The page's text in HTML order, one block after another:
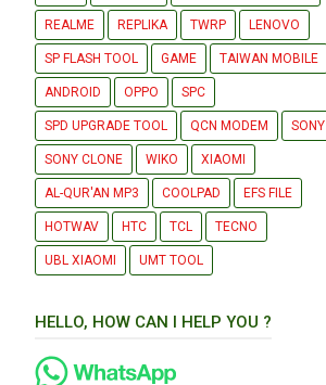
REALME REPLIKA TWRP LENOVO
SP FLASH TOOL GAME TAIWAN MOBILE
ANDROID OPPO SPC
SPD UPGRADE TOOL QCN MODEM SONY
SONY CLONE WIKO XIAOMI
AL-QUR'AN MP3 COOLPAD EFS FILE
HOTWAV HTC TCL TECNO
UBL XIAOMI UMT TOOL
HELLO, HOW CAN I HELP YOU ?